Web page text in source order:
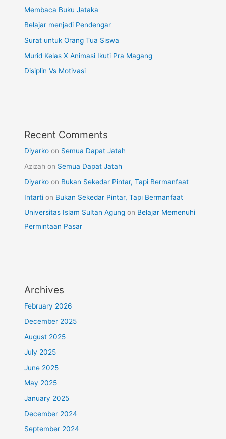
Membaca Buku Jataka
Belajar menjadi Pendengar
Surat untuk Orang Tua Siswa
Murid Kelas X Animasi Ikuti Pra Magang
Disiplin Vs Motivasi
Recent Comments
Diyarko on Semua Dapat Jatah
Azizah on Semua Dapat Jatah
Diyarko on Bukan Sekedar Pintar, Tapi Bermanfaat
Intarti on Bukan Sekedar Pintar, Tapi Bermanfaat
Universitas Islam Sultan Agung on Belajar Memenuhi
Permintaan Pasar
Archives
February 2026
December 2025
August 2025
July 2025
June 2025
May 2025
January 2025
December 2024
September 2024